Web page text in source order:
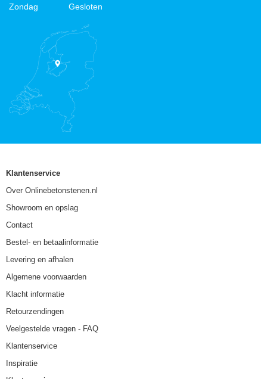
Zondag
Gesloten
Klantenservice
Over Onlinebetonstenen.nl
Showroom en opslag
Contact
Bestel- en betaalinformatie
Levering en afhalen
Algemene voorwaarden
Klacht informatie
Retourzendingen
Veelgestelde vragen - FAQ
Klantenservice
Inspiratie